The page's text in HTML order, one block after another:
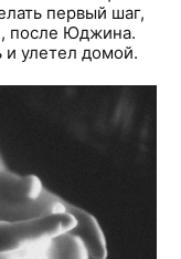
первый шаг,
после Юджина.
и улетел домой.